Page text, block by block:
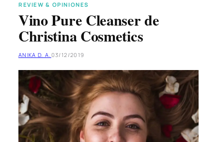
REVIEW & OPINIONES
Vino Pure Cleanser de
Christina Cosmetics
ANIKA D. A. 03/12/2019